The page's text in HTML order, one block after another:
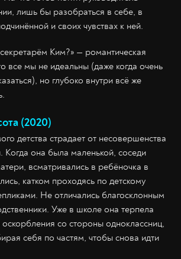
лишь бы разобраться в себе, в
и своих чувствах к ней.
Ким?» — романтическая
все мы не идеальны (даже когда очень
но глубоко внутри всё же
(2020)
детства страдает от несовершенства
Когда она была маленькой, соседи
всматривались в ребёночка в
катком проходясь по детскому
Не отличались благосклонным
Уже в школе она терпела
оскорбления со стороны одноклассниц,
себя по частям, чтобы снова идти